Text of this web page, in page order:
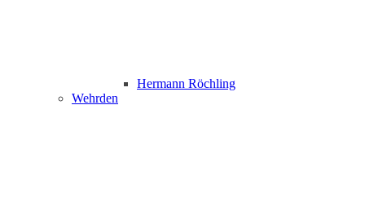
Hermann Röchling
Wehrden